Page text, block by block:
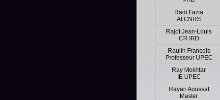
Radi Fazia
AI CNRS
Rajot Jean-Louis
CR IRD
Raulin Francois
Professeur UPEC
Ray Mokhtar
IE UPEC
Rayan Aoussat
Master